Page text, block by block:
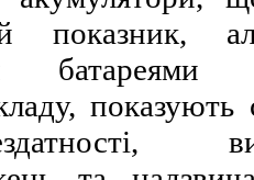
показник,